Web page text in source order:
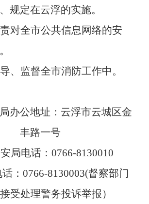
规定在云浮的实施。
全市公共信息网络的安
监督全市消防工作中。
办公地址：云浮市云城区金
丰路一号
局电话： 0766-8130010
：0766-8130003(督察部门
受处理警务投诉举报）